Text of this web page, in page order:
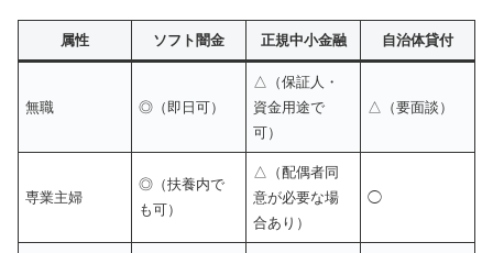
属性 ソフト闇金 正規中小金融 自治体貸付
無職 ◎（即日可）
△（保証人・
資金用途で
可）
△（要面談）
専業主婦
◎（扶養内で
も可）
△（配偶者同
意が必要な場
合あり）
◯